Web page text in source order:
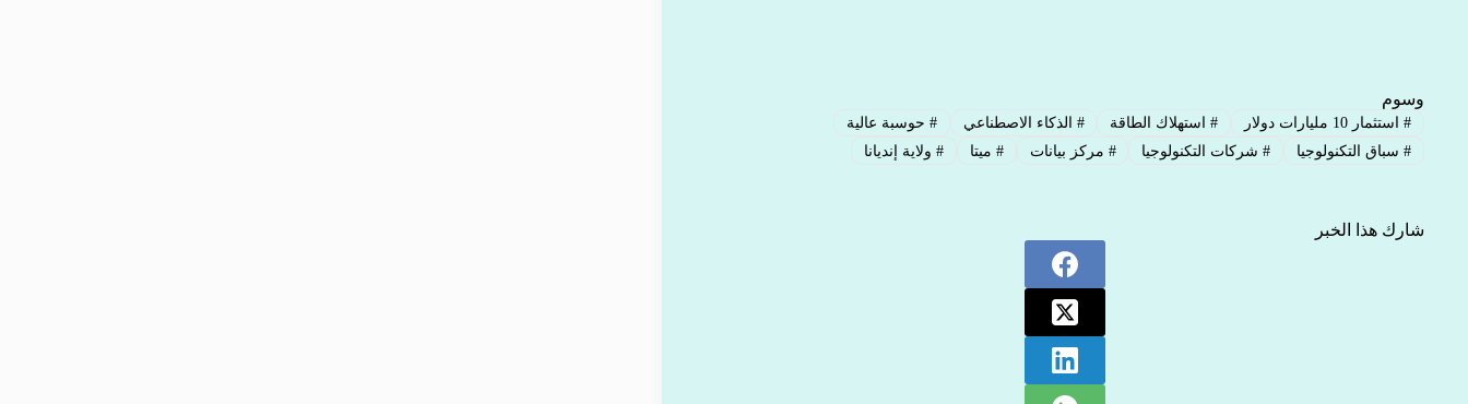
وسوم
#استثمار 10 مليارات دولار #استهلاك الطاقة # الذكاء الاصطناعي # حوسبة عالية
#سباق التكنولوجيا #شركات التكنولوجيا # مركز بيانات # ميتا # ولاية إنديانا
شارك هذا الخبر